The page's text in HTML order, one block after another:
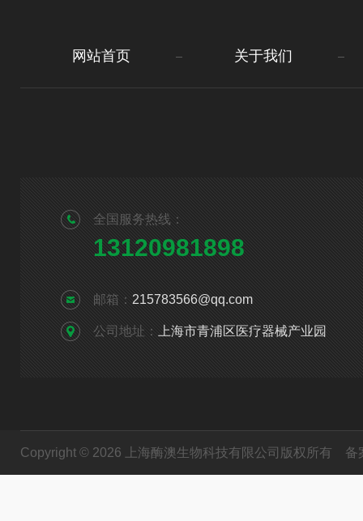
网站首页 关于我们
全国服务热线：
13120981898
邮箱： 215783566@qq.com
公司地址： 上海市青浦区医疗器械产业园
Copyright © 2026 上海酶澳生物科技有限公司版权所有 备